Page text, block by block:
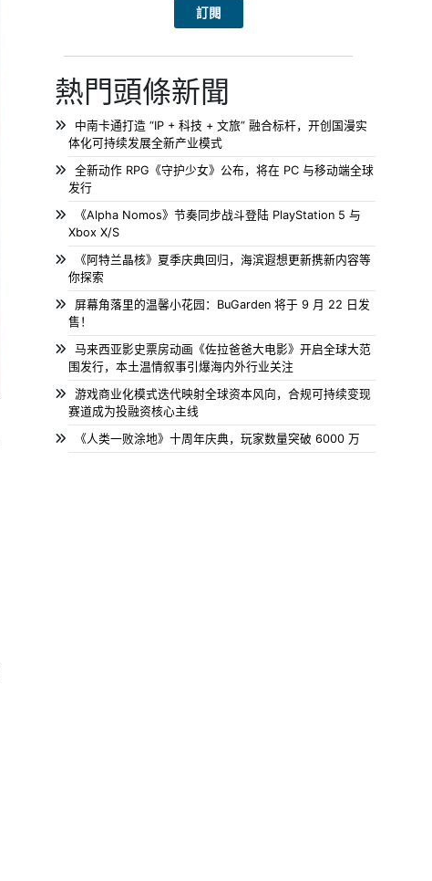
熱門頭條新聞
中南卡通打造 “IP + 科技 + 文旅” 融合标杆，开创国漫实
体化可持续发展全新产业模式
全新动作 RPG《守护少女》公布，将在 PC 与移动端全球
发行
《Alpha Nomos》节奏同步战斗登陆 PlayStation 5 与
Xbox X/S
《阿特兰晶核》夏季庆典回归，海滨遐想更新携新内容等
你探索
屏幕角落里的温馨小花园：BuGarden 将于 9 月 22 日发
售！
马来西亚影史票房动画《佐拉爸爸大电影》开启全球大范
围发行，本土温情叙事引爆海内外行业关注
游戏商业化模式迭代映射全球资本风向，合规可持续变现
赛道成为投融资核心主线
《人类一败涂地》十周年庆典，玩家数量突破 6000 万